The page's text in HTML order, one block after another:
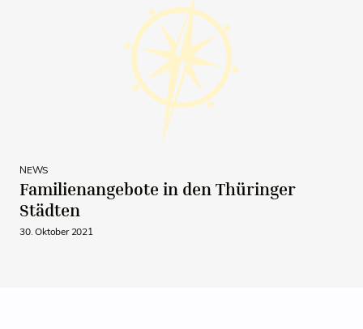
NEWS
Familienangebote in den Thüringer
Städten
30. Oktober 2021